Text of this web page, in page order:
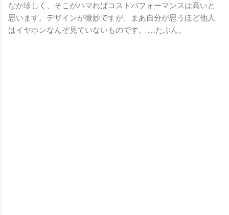
なか珍しく、そこがハマればコストパフォーマンスは高いと
思います。デザインが微妙ですが、まあ自分が思うほど他人
はイヤホンなんぞ見ていないものです。……たぶん。